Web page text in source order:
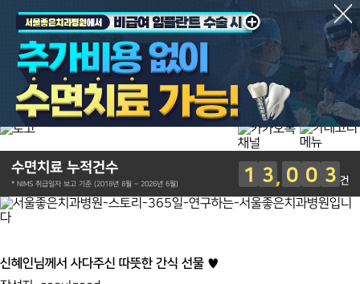
수면치료 누적건수
* NIMS 취급일자 보고 기준 (2018년 8월 ~ 2026년 6월) 1 3 0 0 3 건
신혜인님께서 사다주신 따뜻한 간식 선물 ♥